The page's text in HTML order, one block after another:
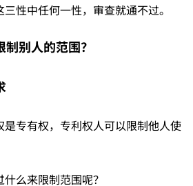
性中任何一性，审查就通不过。
别人的范围？
专有权，专利权人可以限制他人使
么来限制范围呢？